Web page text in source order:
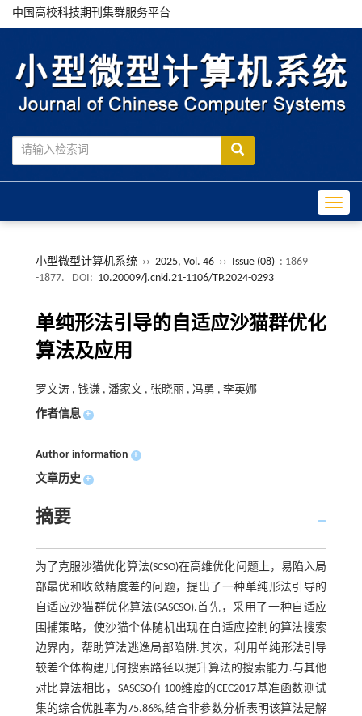
中国高校科技期刊集群服务平台
小型微型计算机系统 ›› 2025, Vol. 46 ›› Issue (08) : 1869
-1877.
DOI: 10.20009/j.cnki.21-1106/TP.2024-0293
单纯形法引导的自适应沙猫群优化
算法及应用
罗文涛 , 钱谦 , 潘家文 , 张晓丽 , 冯勇 , 李英娜
作者信息 +
Author information +
文章历史 +
摘要
为了克服沙猫优化算法(SCSO)在高维优化问题上，易陷入局
部最优和收敛精度差的问题，提出了一种单纯形法引导的
自适应沙猫群优化算法(SASCSO).首先，采用了一种自适应
围捕策略，使沙猫个体随机出现在自适应控制的算法搜索
边界内，帮助算法逃逸局部陷阱.其次，利用单纯形法引导
较差个体构建几何搜索路径以提升算法的搜索能力.与其他
对比算法相比，SASCSO在100维度的CEC2017基准函数测试
集的综合优胜率为75.86%,结合非参数分析表明该算法是解